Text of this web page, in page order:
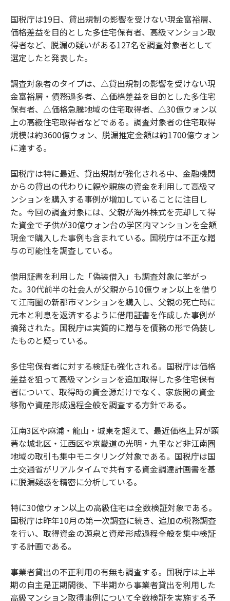
国税庁は19日、貸出規制の影響を受けない現金富裕層、
価格差益を目的とした多住宅保有者、高級マンション取
得者など、脱漏の疑いがある127名を調査対象者として
選定したと発表した。
調査対象者のタイプは、△貸出規制の影響を受けない現
金富裕層・債務過多者、△価格差益を目的とした多住宅
保有者、△価格急騰地域の住宅取得者、△30億ウォン以
上の高級住宅取得者などである。調査対象者の住宅取得
規模は約3600億ウォン、脱漏推定金額は約1700億ウォン
に達する。
国税庁は特に最近、貸出規制が強化される中、金融機関
からの貸出の代わりに親や親族の資金を利用して高級マ
ンションを購入する事例が増加していることに注目し
た。今回の調査対象には、父親が海外株式を売却して得
た資金で子供が30億ウォン台の学区内マンションを全額
現金で購入した事例も含まれている。国税庁は不正な贈
与の可能性を調査している。
借用証書を利用した「偽装借入」も調査対象に挙がっ
た。30代前半の社会人が父親から10億ウォン以上を借り
て江南圏の新都市マンションを購入し、父親の死亡時に
元本と利息を返済するように借用証書を作成した事例が
摘発された。国税庁は実質的に贈与を債務の形で偽装し
たものと疑っている。
多住宅保有者に対する検証も強化される。国税庁は価格
差益を狙って高級マンションを追加取得した多住宅保有
者について、取得時の資金源だけでなく、家族間の資金
移動や資産形成過程全般を調査する方針である。
江南3区や麻浦・龍山・城東を超えて、最近価格上昇が顕
著な城北区・江西区や京畿道の光明・九里など非江南圏
地域の取引も集中モニタリング対象である。国税庁は国
土交通省がリアルタイムで共有する資金調達計画書を基
に脱漏疑惑を精密に分析している。
特に30億ウォン以上の高級住宅は全数検証対象である。
国税庁は昨年10月の第一次調査に続き、追加の税務調査
を行い、取得資金の源泉と資産形成過程全般を集中検証
する計画である。
事業者貸出の不正利用の有無も調査する。国税庁は上半
期の自主是正期間後、下半期から事業者貸出を利用した
高級マンション取得事例について全数検証を実施する予